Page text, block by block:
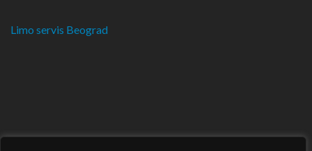
Limo servis Beograd